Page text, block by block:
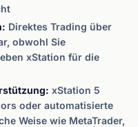
Direktes Trading über
obwohl Sie
xStation für die
xStation 5
oder automatisierte
Weise wie MetaTrader,